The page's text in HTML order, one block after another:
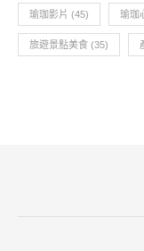
瑜珈影片 (45) 瑜珈
旅遊景點美食 (35)